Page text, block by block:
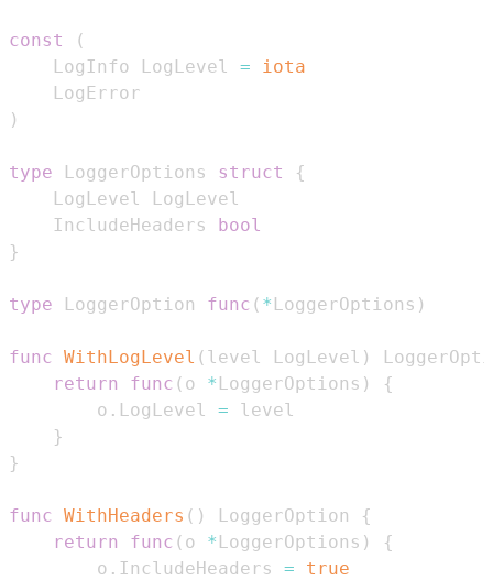
const
(
    LogInfo LogLevel
=
iota
)
type LoggerOptions struct
{
    IncludeHeaders
bool
}
type LoggerOption func ( * LoggerOptions )
func WithLogLevel ( level LogLevel )
return
func ( o * LoggerOptions )
{
        o
. LogLevel =
}
}
func WithHeaders ( ) LoggerOption
{
return
func ( o * LoggerOptions )
{
        o
. IncludeHeaders =
true